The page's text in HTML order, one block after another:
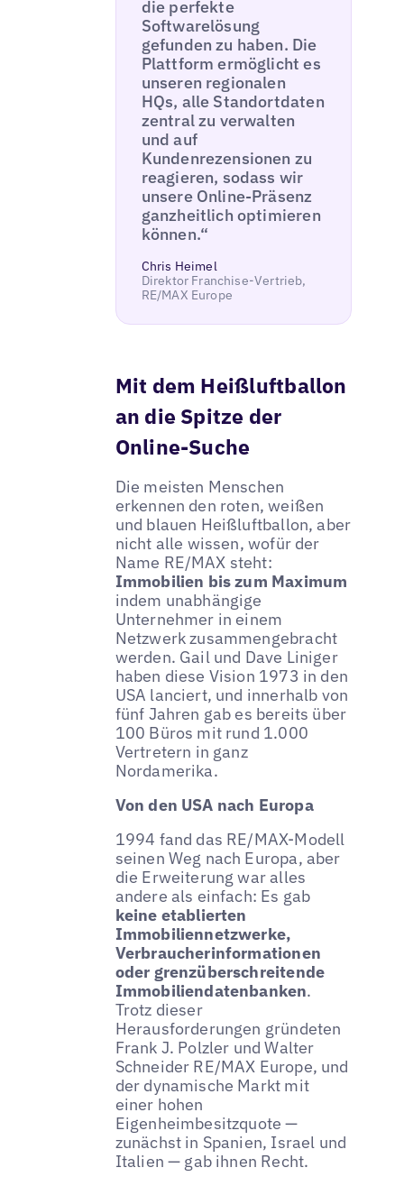
die perfekte
Softwarelösung
gefunden zu haben. Die
Plattform ermöglicht es
unseren regionalen
HQs, alle Standortdaten
zentral zu verwalten
und auf
Kundenrezensionen zu
reagieren, sodass wir
unsere Online-Präsenz
ganzheitlich optimieren
können.“
Chris Heimel
Direktor Franchise-Vertrieb,
RE/MAX Europe
Mit dem Heißluftballon
an die Spitze der
Online-Suche
Die meisten Menschen
erkennen den roten, weißen
und blauen Heißluftballon, aber
nicht alle wissen, wofür der
Name RE/MAX steht:
Immobilien bis zum Maximum
indem unabhängige
Unternehmer in einem
Netzwerk zusammengebracht
werden. Gail und Dave Liniger
haben diese Vision 1973 in den
USA lanciert, und innerhalb von
fünf Jahren gab es bereits über
100 Büros mit rund 1.000
Vertretern in ganz
Nordamerika.
Von den USA nach Europa
1994 fand das RE/MAX-Modell
seinen Weg nach Europa, aber
die Erweiterung war alles
andere als einfach: Es gab
keine etablierten
Immobiliennetzwerke,
Verbraucherinformationen
oder grenzüberschreitende
Immobiliendatenbanken.
Trotz dieser
Herausforderungen gründeten
Frank J. Polzler und Walter
Schneider RE/MAX Europe, und
der dynamische Markt mit
einer hohen
Eigenheimbesitzquote —
zunächst in Spanien, Israel und
Italien — gab ihnen Recht.